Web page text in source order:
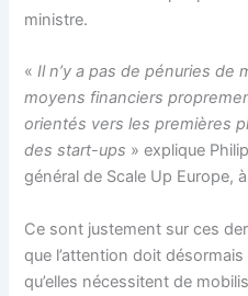
ministre.
«Il n’y a pas de pénuries de
moyens financiers
orientés vers les premières
des start-ups » explique
général de Scale Up Europe,
Ce sont justement sur ces
que l’attention doit
qu’elles nécessitent de